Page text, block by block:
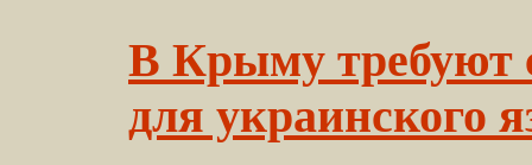
В Крыму требуют
для украинского